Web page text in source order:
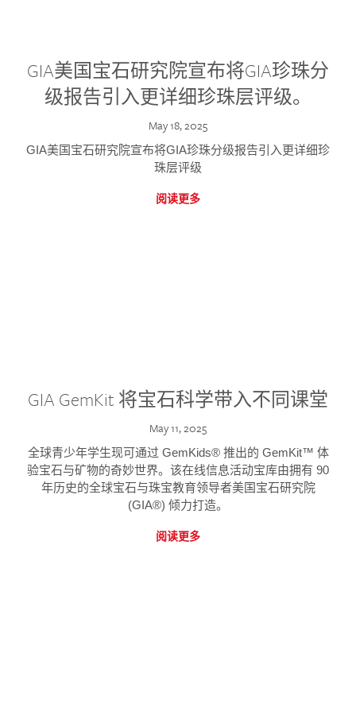
GIA美国宝石研究院宣布将GIA珍珠分
级报告引入更详细珍珠层评级。
May 18, 2025
GIA美国宝石研究院宣布将GIA珍珠分级报告引入更详细珍
珠层评级
阅读更多
GIA GemKit 将宝石科学带入不同课堂
May 11, 2025
全球青少年学生现可通过 GemKids® 推出的 GemKit™ 体
验宝石与矿物的奇妙世界。该在线信息活动宝库由拥有 90
年历史的全球宝石与珠宝教育领导者美国宝石研究院
(GIA®) 倾力打造。
阅读更多